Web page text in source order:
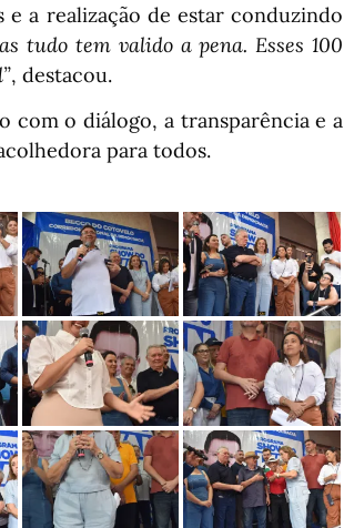
a realização de estar conduzindo
tudo tem valido a pena. Esses 100
, destacou.
com o diálogo, a transparência e a
para todos.